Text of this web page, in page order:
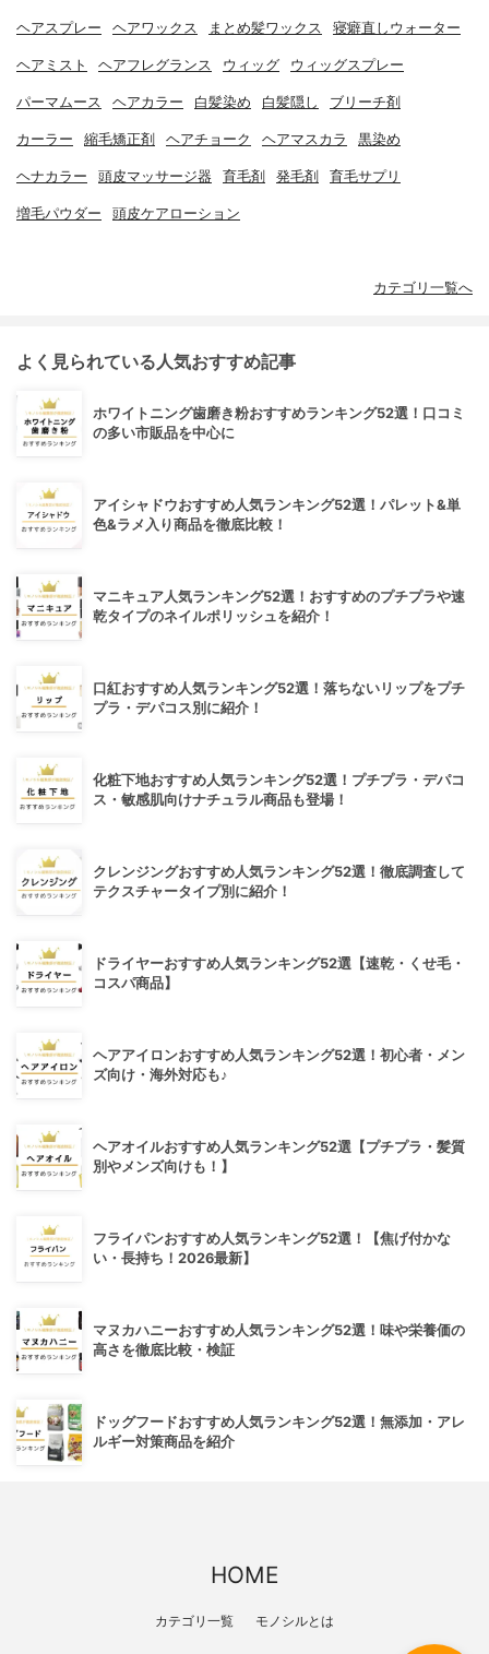
ヘアスプレー ヘアワックス まとめ髪ワックス 寝癖直しウォーター
ヘアミスト ヘアフレグランス ウィッグ ウィッグスプレー
パーマムース ヘアカラー 白髪染め 白髪隠し ブリーチ剤
カーラー 縮毛矯正剤 ヘアチョーク ヘアマスカラ 黒染め
ヘナカラー 頭皮マッサージ器 育毛剤 発毛剤 育毛サプリ
増毛パウダー 頭皮ケアローション
カテゴリ一覧へ
よく見られている人気おすすめ記事
ホワイトニング歯磨き粉おすすめランキング52選！口コミ
の多い市販品を中心に
アイシャドウおすすめ人気ランキング52選！パレット&単
色&ラメ入り商品を徹底比較！
マニキュア人気ランキング52選！おすすめのプチプラや速
乾タイプのネイルポリッシュを紹介！
口紅おすすめ人気ランキング52選！落ちないリップをプチ
プラ・デパコス別に紹介！
化粧下地おすすめ人気ランキング52選！プチプラ・デパコ
ス・敏感肌向けナチュラル商品も登場！
クレンジングおすすめ人気ランキング52選！徹底調査して
テクスチャータイプ別に紹介！
ドライヤーおすすめ人気ランキング52選【速乾・くせ毛・
コスパ商品】
ヘアアイロンおすすめ人気ランキング52選！初心者・メン
ズ向け・海外対応も♪
ヘアオイルおすすめ人気ランキング52選【プチプラ・髪質
別やメンズ向けも！】
フライパンおすすめ人気ランキング52選！【焦げ付かな
い・長持ち！2026最新】
マヌカハニーおすすめ人気ランキング52選！味や栄養価の
高さを徹底比較・検証
ドッグフードおすすめ人気ランキング52選！無添加・アレ
ルギー対策商品を紹介
HOME
カテゴリ一覧 モノシルとは